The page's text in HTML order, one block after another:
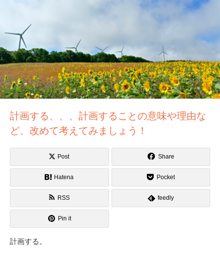
計画する、、、計画することの意味や理由な
ど、改めて考えてみましょう！
Post Share
Hatena Pocket
RSS feedly
Pin it
計画する。